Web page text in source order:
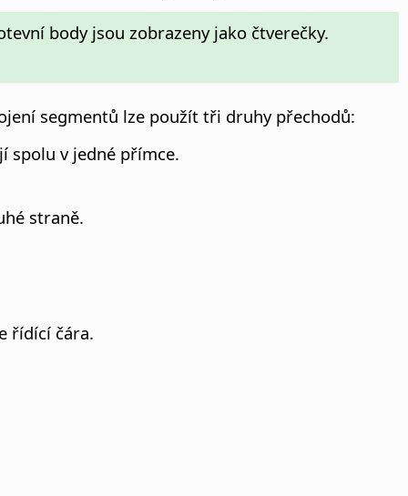
body jsou zobrazeny jako čtverečky.
segmentů lze použít tři druhy přechodů:
spolu v jedné přímce.
straně.
řídící čára.